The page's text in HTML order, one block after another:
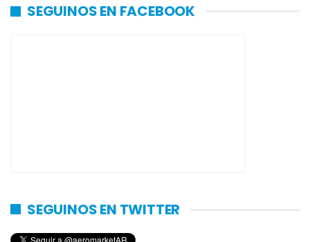
SEGUINOS EN FACEBOOK
SEGUINOS EN TWITTER